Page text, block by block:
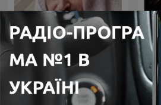
The Holy Quran, Sheikh
Saad Al Ghamdi | القران
الكريم سعد الغامدي